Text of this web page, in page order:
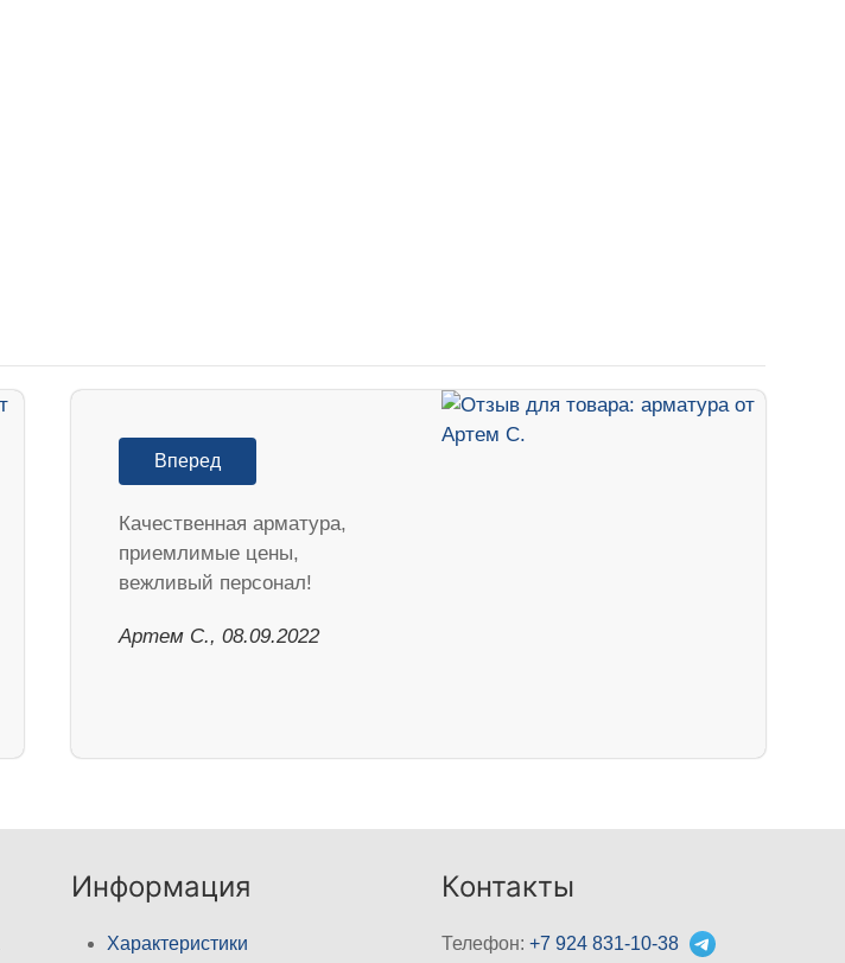
Вперед
Качественная арматура,
приемлимые цены,
вежливый персонал!
Артем С., 08.09.2022
Информация
Характеристики
Контакты
Телефон:+7 924 831-10-38